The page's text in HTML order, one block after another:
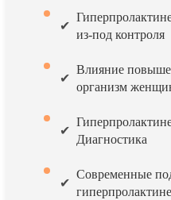
из-под контроля
Влияние
организм
Диагностика
Современные